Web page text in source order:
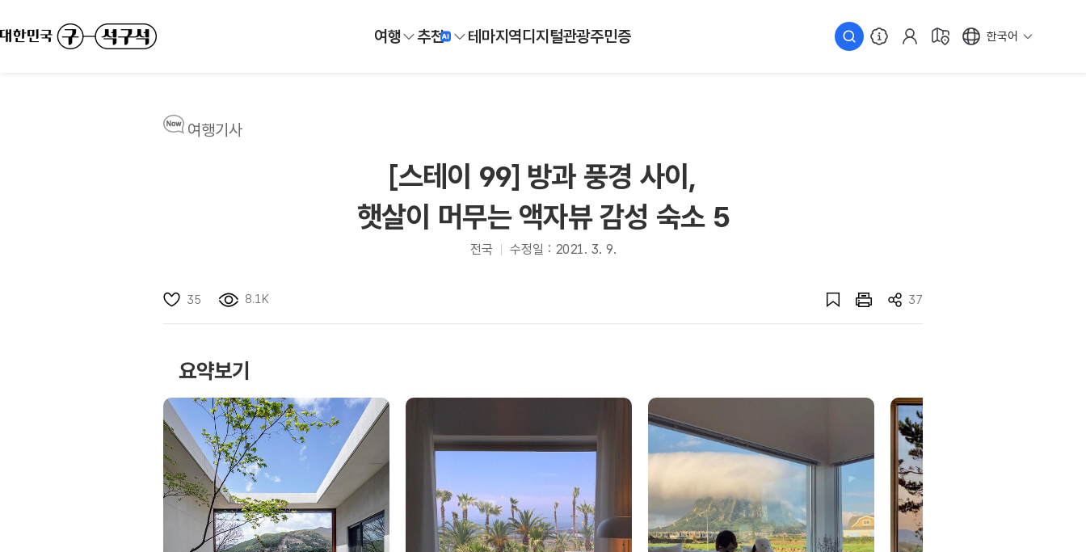
여행 추천 테마지역디지털관광주민증 한국어
여행기사
[스테이 99] 방과 풍경 사이,
햇살이 머무는 액자뷰 감성 숙소 5
전국 수정일 : 2021. 3. 9.
35 8.1K 37
요약보기